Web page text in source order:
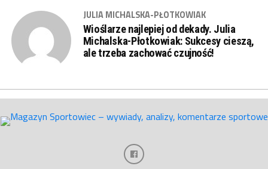
JULIA MICHALSKA-PŁOTKOWIAK
Wioślarze najlepiej od dekady. Julia
Michalska-Płotkowiak: Sukcesy cieszą,
ale trzeba zachować czujność!